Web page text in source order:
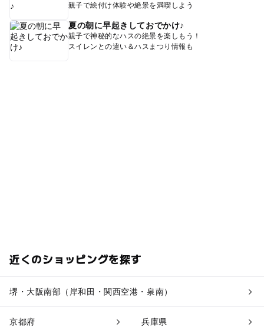
親子で絵付け体験や絶景を満喫しよう
夏の朝に早起きしておでかけ♪
親子で神秘的なハスの絶景を楽しもう！
スイレンとの違い＆ハスまつり情報も
近くのショッピングを探す
堺・大阪南部（岸和田・関西空港・泉南）
京都府 兵庫県